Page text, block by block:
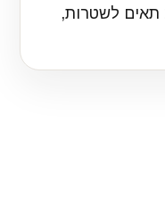
4 תאים נוספים בחלק שנפתח, 2 תאים לשטרות,